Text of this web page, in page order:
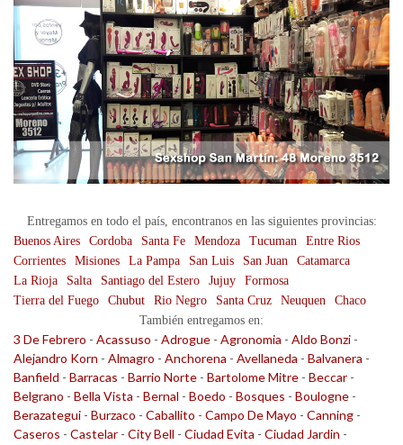
Entregamos en todo el país, encontranos en las siguientes provincias:
Buenos Aires
Cordoba Santa Fe Mendoza Tucuman
Entre Rios
Corrientes
Misiones La Pampa San Luis San Juan
Catamarca
La Rioja
Salta Santiago del Estero Jujuy
Formosa
Tierra del Fuego
Chubut Rio Negro Santa Cruz Neuquen
Chaco
También entregamos en:
3 De Febrero - Acassuso - Adrogue - Agronomia - Aldo Bonzi -
Alejandro Korn - Almagro - Anchorena - Avellaneda - Balvanera -
Banfield - Barracas - Barrio Norte - Bartolome Mitre - Beccar -
Belgrano - Bella Vista - Bernal - Boedo - Bosques - Boulogne -
Berazategui - Burzaco - Caballito - Campo De Mayo - Canning -
Caseros - Castelar - City Bell - Ciudad Evita - Ciudad Jardin -